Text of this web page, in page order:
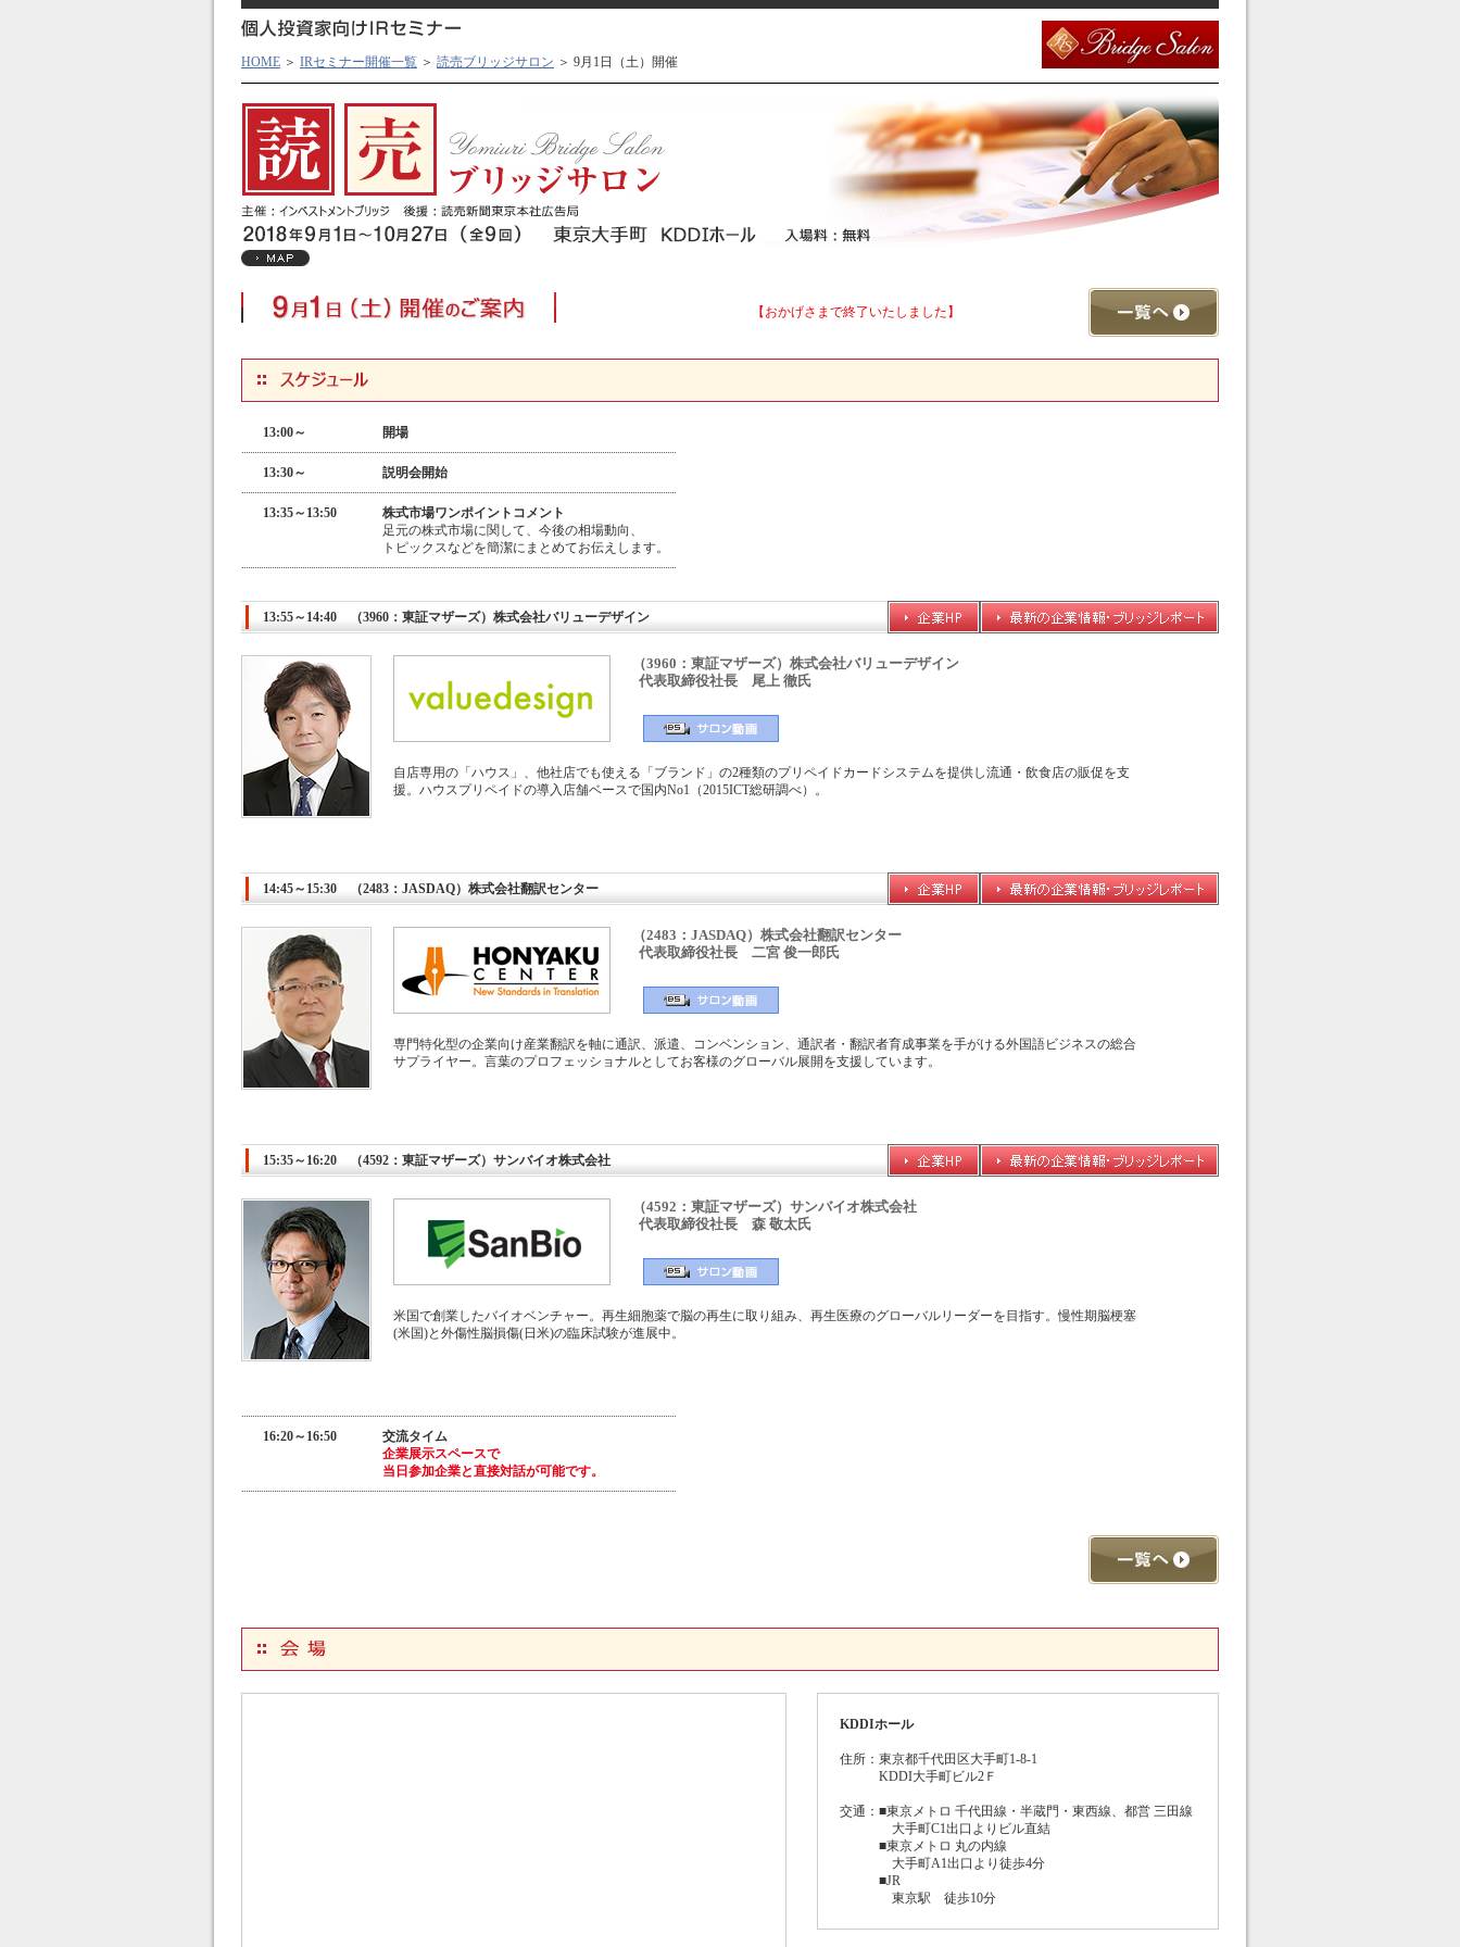
HOME ＞ IRセミナー開催一覧 ＞ 読売ブリッジサロン ＞ 9月1日（土）開催
【おかげさまで終了いたしました】
13:00～ 開場
13:30～ 説明会開始
13:35～13:50
株式市場ワンポイントコメント
足元の株式市場に関して、今後の相場動向、
トピックスなどを簡潔にまとめてお伝えします。
13:55～14:40 （3960：東証マザーズ）株式会社バリューデザイン
（3960：東証マザーズ）株式会社バリューデザイン
代表取締役社長 尾上 徹氏
自店専用の「ハウス」、他社店でも使える「ブランド」の2種類のプリペイドカードシステムを提供し流通・飲食店の販促を支
援。ハウスプリペイドの導入店舗ベースで国内No1（2015ICT総研調べ）。
14:45～15:30 （2483：JASDAQ）株式会社翻訳センター
（2483：JASDAQ）株式会社翻訳センター
代表取締役社長 二宮 俊一郎氏
専門特化型の企業向け産業翻訳を軸に通訳、派遣、コンベンション、通訳者・翻訳者育成事業を手がける外国語ビジネスの総合
サプライヤー。言葉のプロフェッショナルとしてお客様のグローバル展開を支援しています。
15:35～16:20 （4592：東証マザーズ）サンバイオ株式会社
（4592：東証マザーズ）サンバイオ株式会社
代表取締役社長 森 敬太氏
米国で創業したバイオベンチャー。再生細胞薬で脳の再生に取り組み、再生医療のグローバルリーダーを目指す。慢性期脳梗塞
(米国)と外傷性脳損傷(日米)の臨床試験が進展中。
16:20～16:50
交流タイム
企業展示スペースで
当日参加企業と直接対話が可能です。
KDDIホール
住所：東京都千代田区大手町1-8-1
KDDI大手町ビル2Ｆ
交通：■東京メトロ 千代田線・半蔵門・東西線、都営 三田線
大手町C1出口よりビル直結
■東京メトロ 丸の内線
大手町A1出口より徒歩4分
■JR
東京駅 徒歩10分